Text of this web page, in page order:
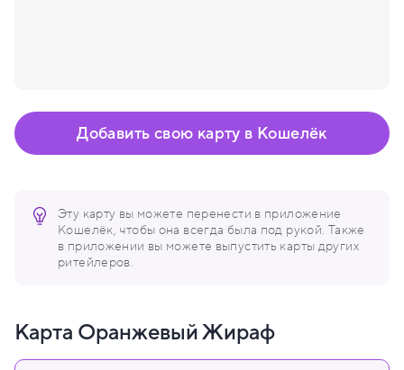
Эту карту вы можете перенести в приложение
Кошелёк, чтобы она всегда была под рукой. Также
в приложении вы можете выпустить карты других
ритейлеров.
Добавить свою карту в Кошелёк
Карта Оранжевый Жираф